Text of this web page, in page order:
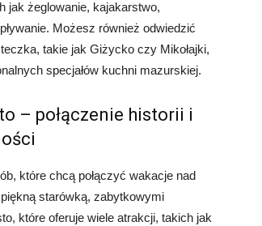
jak żeglowanie, kajakarstwo,
Możesz również odwiedzić
takie jak Giżycko czy Mikołajki,
specjałów kuchni mazurskiej.
– połączenie historii i
które chcą połączyć wakacje nad
starówką, zabytkowymi
które oferuje wiele atrakcji, takich jak